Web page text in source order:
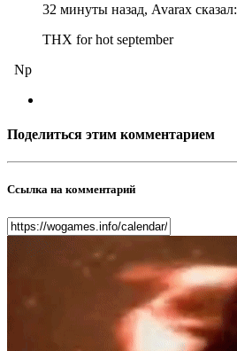
32 минуты назад, Avarax сказал:
THX for hot september
Np
Поделиться этим комментарием
Ссылка на комментарий